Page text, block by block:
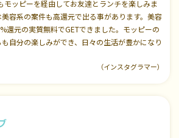
モッピーを経由してお友達とランチを楽しみま
容系の案件も高還元で出る事があります。美容
還元の実質無料でGETできました。モッピーの
自分の楽しみができ、日々の生活が豊かになり
（インスタグラマー）